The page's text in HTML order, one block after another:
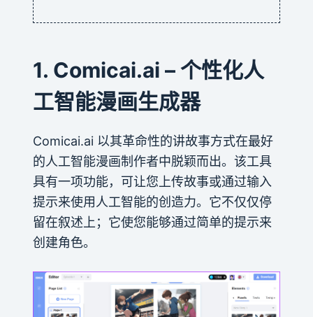
1. Comicai.ai – 个性化人
工智能漫画生成器
Comicai.ai 以其革命性的讲故事方式在最好
的人工智能漫画制作者中脱颖而出。该工具
具有一项功能，可让您上传故事或通过输入
提示来使用人工智能的创造力。它不仅仅停
留在叙述上；它使您能够通过简单的提示来
创建角色。